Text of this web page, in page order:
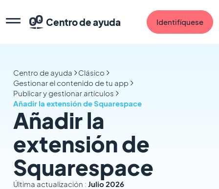
Centro de ayuda Identifíquese
Centro de ayuda
Clásico
Gestionar el contenido de tu app
Publicar y gestionar artículos
Añadir la extensión de Squarespace
Añadir la
extensión de
Squarespace
Última actualización : Julio 2026